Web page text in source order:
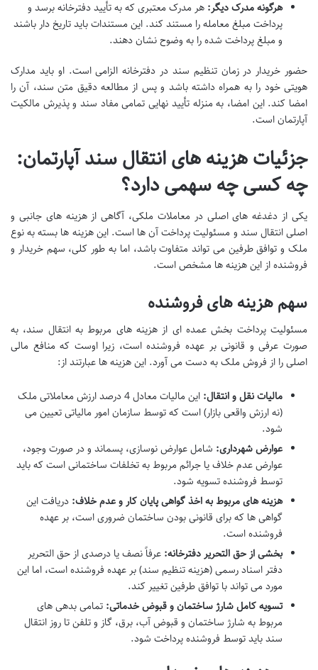
هرگونه مدرک دیگر: هر مدرک معتبری که به تأیید دفترخانه برسد و
پرداخت مبلغ معامله را مستند کند. این مستندات باید تاریخ دار باشند
و مبلغ پرداخت شده را به وضوح نشان دهند.
حضور خریدار در زمان تنظیم سند در دفترخانه الزامی است. او باید مدارک
هویتی خود را به همراه داشته باشد و پس از مطالعه دقیق متن سند، آن را
امضا کند. این امضا، به منزله تأیید نهایی تمامی مفاد سند و پذیرش مالکیت
آپارتمان است.
جزئیات هزینه های انتقال سند آپارتمان:
چه کسی چه سهمی دارد؟
یکی از دغدغه های اصلی در معاملات ملکی، آگاهی از هزینه های جانبی و
اصلی انتقال سند و مسئولیت پرداخت آن ها است. این هزینه ها بسته به نوع
ملک و توافق طرفین می تواند متفاوت باشد، اما به طور کلی، سهم خریدار و
فروشنده از این هزینه ها مشخص است.
سهم هزینه های فروشنده
مسئولیت پرداخت بخش عمده ای از هزینه های مربوط به انتقال سند، به
صورت عرفی و قانونی بر عهده فروشنده است، زیرا اوست که منافع مالی
اصلی را از فروش ملک به دست می آورد. این هزینه ها عبارتند از:
مالیات نقل و انتقال:
این مالیات معادل 4 درصد ارزش معاملاتی ملک
(نه ارزش واقعی بازار) است که توسط سازمان امور مالیاتی تعیین می
شود.
عوارض شهرداری: شامل عوارض نوسازی، پسماند و در صورت وجود،
عوارض عدم خلاف یا جرائم مربوط به تخلفات ساختمانی است که باید
توسط فروشنده تسویه شود.
هزینه های مربوط به اخذ گواهی پایان کار و عدم خلاف: دریافت این
گواهی ها که برای قانونی بودن ساختمان ضروری است، بر عهده
فروشنده است.
بخشی از حق التحریر دفترخانه: عرفاً نصف یا درصدی از حق التحریر
دفتر اسناد رسمی (هزینه تنظیم سند) بر عهده فروشنده است، اما این
مورد می تواند با توافق طرفین تغییر کند.
تسویه کامل شارژ ساختمان و قبوض خدماتی: تمامی بدهی های
مربوط به شارژ ساختمان و قبوض آب، برق، گاز و تلفن تا روز انتقال
سند باید توسط فروشنده پرداخت شود.